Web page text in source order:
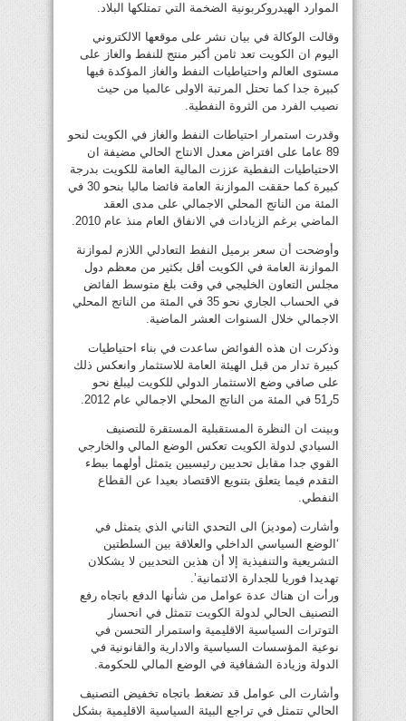
الموارد الهيدروكربونية الضخمة التي تمتلكها البلاد.
وقالت الوكالة في بيان نشر على موقعها الالكتروني
اليوم ان الكويت تعد ثامن أكبر منتج للنفط والغاز على
مستوى العالم واحتياطيات النفط والغاز المؤكدة فيها
كبيرة جدا كما تحتل المرتبة الاولى عالميا من حيث
نصيب الفرد من الثروة النفطية.
وقدرت استمرار احتياطات النفط والغاز في الكويت لنحو
89 عاما على افتراض معدل الانتاج الحالي مضيفة ان
الاحتياطيات النفطية عززت المالية العامة للكويت بدرجة
كبيرة كما حققت الموازنة العامة فائضا ماليا بنحو 30 في
المئة من الناتج المحلي الاجمالي على مدى العقد
الماضي برغم الزيادات في الانفاق العام منذ عام 2010.
وأوضحت أن سعر برميل النفط التعادلي اللازم لموازنة
الموازنة العامة في الكويت أقل بكثير من معظم دول
مجلس التعاون الخليجي في وقت بلغ متوسط الفائض
في الحساب الجاري نحو 35 في المئة من الناتج المحلي
الاجمالي خلال السنوات العشر الماضية.
وذكرت ان هذه الفوائض ساعدت في بناء احتياطيات
كبيرة تدار من قبل الهيئة العامة للاستثمار وانعكس ذلك
على صافي وضع الاستثمار الدولي للكويت ليبلغ نحو
5ر51 في المئة من الناتج المحلي الاجمالي عام 2012.
وبينت ان النظرة المستقبلية المستقرة للتصنيف
السيادي لدولة الكويت تعكس الوضع المالي والخارجي
القوي جدا مقابل تحديين رئيسيين يتمثل أولهما ببطء
التقدم فيما يتعلق بتنويع الاقتصاد بعيدا عن القطاع
النفطي.
وأشارت (موديز) الى التحدي الثاني الذي يتمثل في
‘الوضع السياسي الداخلي والعلاقة بين السلطتين
التشريعية والتنفيذية إلا أن هذين التحديين لا يشكلان
تهديدا فوريا للجدارة الائتمانية’.
ورأت ان هناك عدة عوامل من شأنها الدفع باتجاه رفع
التصنيف الحالي لدولة الكويت تتمثل في انحسار
التوترات السياسية الاقليمية واستمرار التحسن في
نوعية المؤسسات السياسية والادارية والقانونية في
الدولة وزيادة الشفافية في الوضع المالي للحكومة.
وأشارت الى عوامل قد تضغط باتجاه تخفيض التصنيف
الحالي تتمثل في تراجع البيئة السياسية الاقليمية بشكل